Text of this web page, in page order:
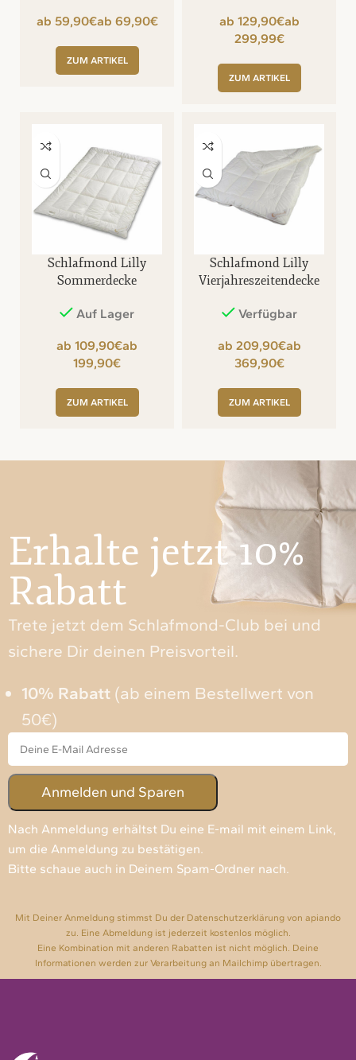
€ €
ZUM ARTIKEL
€
€
ZUM ARTIKEL
Schlafmond Lilly
Sommerdecke
Auf Lager
€
€
ZUM ARTIKEL
Schlafmond Lilly
Vierjahreszeitendecke
Verfügbar
€
€
ZUM ARTIKEL
Erhalte jetzt 10%
Rabatt
Trete jetzt dem Schlafmond-Club bei und
sichere Dir deinen Preisvorteil.
10% Rabatt (ab einem Bestellwert von
50€)
Nach Anmeldung erhältst Du eine E-mail mit einem Link,
um die Anmeldung zu bestätigen.
Bitte schaue auch in Deinem Spam-Ordner nach.
Mit Deiner Anmeldung stimmst Du der Datenschutzerklärung von apiando
zu. Eine Abmeldung ist jederzeit kostenlos möglich.
Eine Kombination mit anderen Rabatten ist nicht möglich. Deine
Informationen werden zur Verarbeitung an Mailchimp übertragen.